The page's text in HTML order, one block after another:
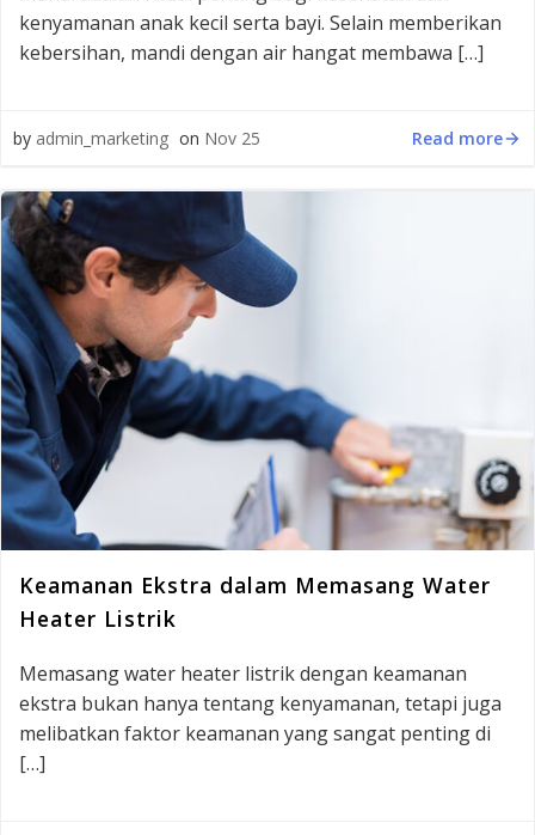
kenyamanan anak kecil serta bayi. Selain memberikan
kebersihan, mandi dengan air hangat membawa […]
by admin_marketing on Nov 25 Read more
Keamanan Ekstra dalam Memasang Water
Heater Listrik
Memasang water heater listrik dengan keamanan
ekstra bukan hanya tentang kenyamanan, tetapi juga
melibatkan faktor keamanan yang sangat penting di
[…]